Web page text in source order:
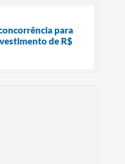
para
de R$